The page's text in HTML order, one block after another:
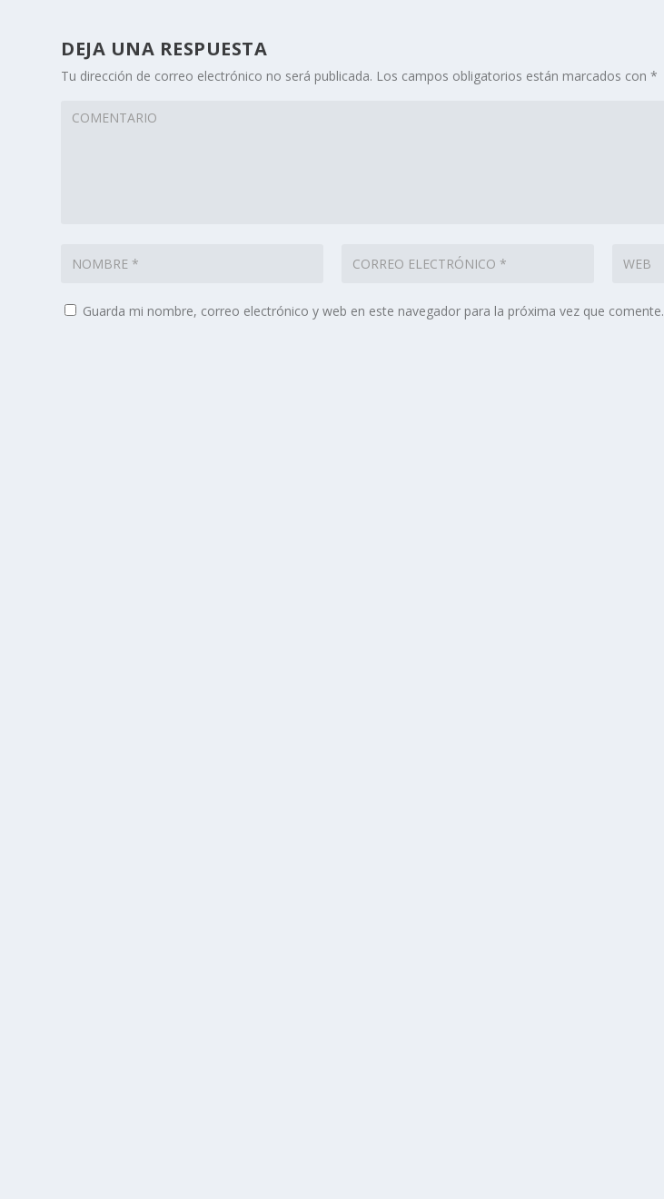
DEJA UNA RESPUESTA
Tu dirección de correo electrónico no será publicada. Los campos obligatorios están marcados con*
Guarda mi nombre, correo electrónico y web en este navegador para la próxima vez que comente.